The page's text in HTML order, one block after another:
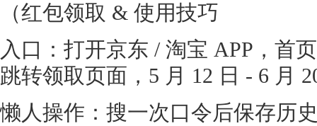
（红包领取 & 使用技巧
入口：打开京东 / 淘宝 APP，首
跳转领取页面，5 月 12 日 - 6 月
懒人操作：搜一次口令后保存历